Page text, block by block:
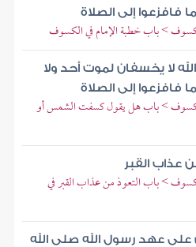
فافزعوا إلى الصلاة
> باب خطبة الإمام في الكسوف
لا يخسفان لموت أحد ولا
فافزعوا إلى الصلاة
> باب هل يقول كسفت الشمس أو
عذاب القبر
> باب التعوذ من عذاب القبر في
عهد رسول الله صلى الله